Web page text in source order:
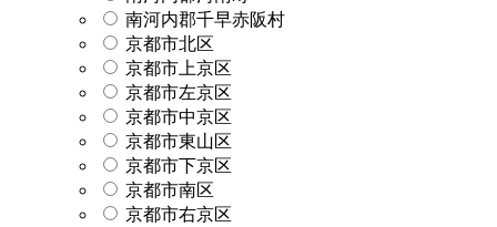
南河内郡千早赤阪村
京都市北区
京都市上京区
京都市左京区
京都市中京区
京都市東山区
京都市下京区
京都市南区
京都市右京区